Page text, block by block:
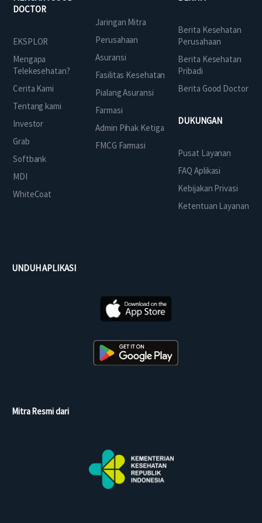
DOCTOR
EKSPLOR
Mengapa
Telekesehatan?
Cerita Kami
Tentang kami
Investor
Grab
Softbank
MDI
WhiteCoat
Jaringan Mitra
Perusahaan
Asuransi
Fasilitas Kesehatan
Pialang Asuransi
Farmasi
Admin Pihak Ketiga
FMCG Farmasi
Berita Kesehatan
Perusahaan
Berita Kesehatan
Pribadi
Berita Good Doctor
DUKUNGAN
Pusat Layanan
FAQ Aplikasi
Kebijakan Privasi
Ketentuan Layanan
UNDUH APLIKASI
Mitra Resmi dari